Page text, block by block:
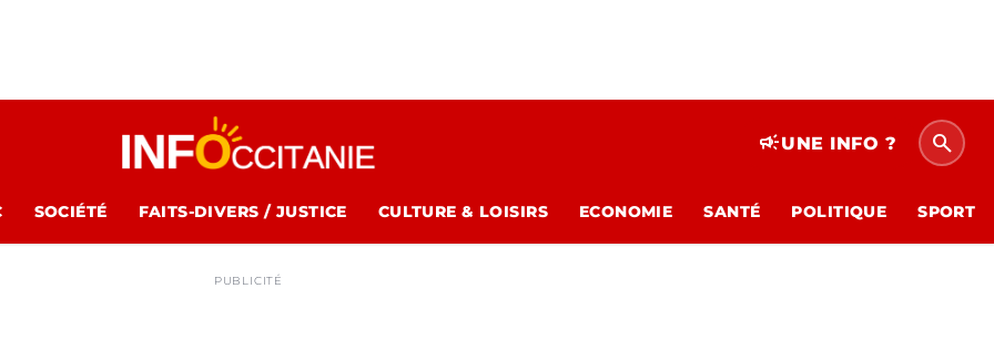
campaignUNE INFO ? search
SOCIÉTÉ FAITS-DIVERS / JUSTICE CULTURE & LOISIRS ECONOMIE SANTÉ POLITIQUE SPORT
PUBLICITÉ